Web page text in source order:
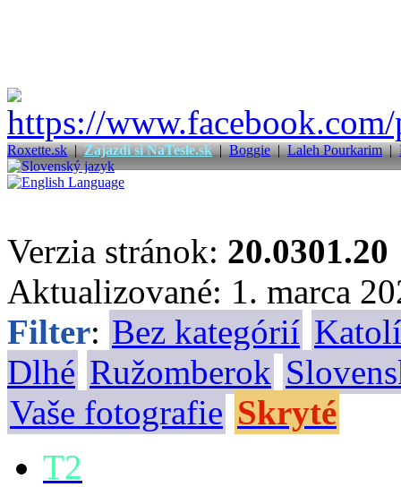
Roxette.sk|Zajazdi si NaTesle.sk|Boggie|Laleh Pourkarim|
Verzia stránok: 20.0301.20
Aktualizované: 1. marca
Filter: Bez kategórií
Dlhé Ružomberok
Vaše fotografie Skryté
T2